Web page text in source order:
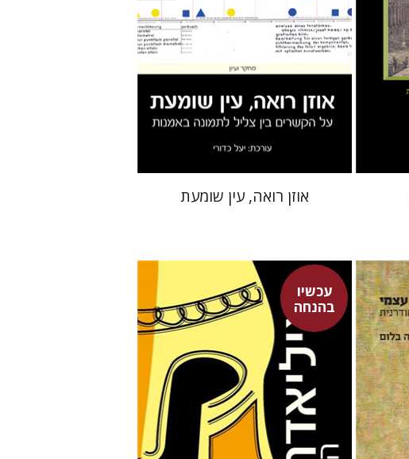
הנחת אתר ספר מודפס
$35
$32
אוזן רואה, עין שומעת
עכשיו
בהנחה
הומרוס
אברהם ארואטי